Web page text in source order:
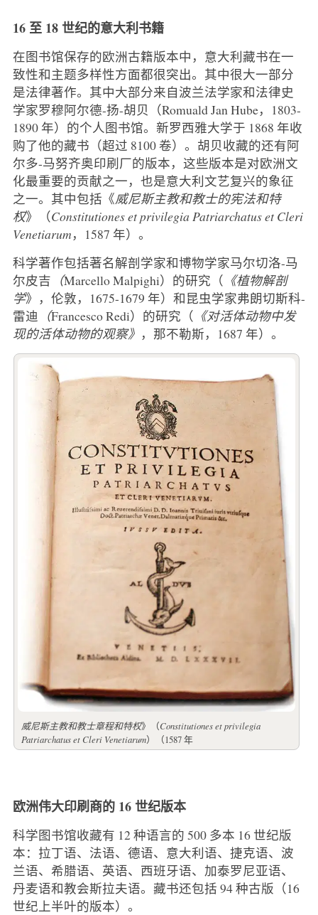
16 至 18 世纪的意大利书籍
在图书馆保存的欧洲古籍版本中，意大利藏书在一
致性和主题多样性方面都很突出。其中很大一部分
是法律著作。其中大部分来自波兰法学家和法律史
学家罗穆阿尔德-扬-胡贝（Romuald Jan Hube，1803-
1890 年）的个人图书馆。新罗西雅大学于 1868 年收
购了他的藏书（超过 8100 卷）。胡贝收藏的还有阿
尔多-马努齐奥印刷厂的版本，这些版本是对欧洲文
化最重要的贡献之一，也是意大利文艺复兴的象征
之一。其中包括《威尼斯主教和教士的宪法和特
权》（Constitutiones et privilegia Patriarchatus et Cleri
Venetiarum，1587 年）。
科学著作包括著名解剖学家和博物学家马尔切洛-马
尔皮吉 （Marcello Malpighi）的研究（ 《植物解剖
学》，伦敦，1675-1679 年）和昆虫学家弗朗切斯科-
雷迪 （Francesco Redi）的研究（ 《对活体动物中发
现的活体动物的观察》 ，那不勒斯，1687 年）。
威尼斯主教和教士章程和特权》（Constitutiones et privilegia
Patriarchatus et Cleri Venetiarum）（1587 年
欧洲伟大印刷商的 16 世纪版本
科学图书馆收藏有 12 种语言的 500 多本 16 世纪版
本：拉丁语、法语、德语、意大利语、捷克语、波
兰语、希腊语、英语、西班牙语、加泰罗尼亚语、
丹麦语和教会斯拉夫语。藏书还包括 94 种古版（16
世纪上半叶的版本）。